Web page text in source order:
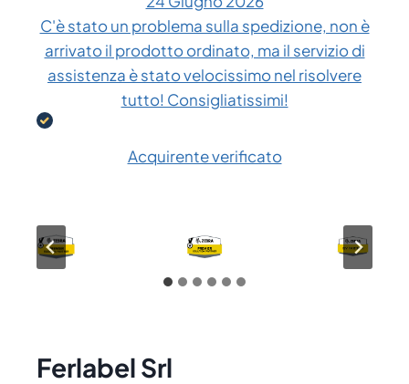
C'è stato un problema sulla spedizione, non è
arrivato il prodotto ordinato, ma il servizio di
assistenza è stato velocissimo nel risolvere
tutto! Consigliatissimi!
Acquirente verificato
Ferlabel Srl